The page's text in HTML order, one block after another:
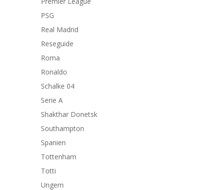
PSG
Real Madrid
Reseguide
Roma
Ronaldo
Schalke 04
Serie A
Shakthar Donetsk
Southampton
Spanien
Tottenham
Totti
Ungern